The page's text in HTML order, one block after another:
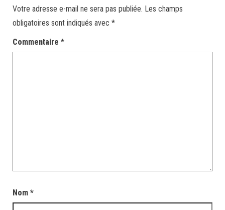
Votre adresse e-mail ne sera pas publiée. Les champs
obligatoires sont indiqués avec *
Commentaire *
Nom *